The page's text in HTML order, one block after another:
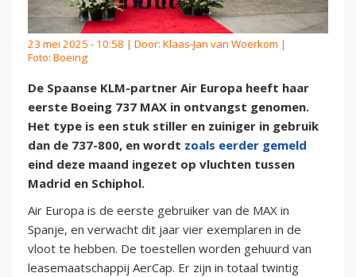
23 mei 2025 - 10:58 | Door: Klaas-Jan van Woerkom |
Foto: Boeing
De Spaanse KLM-partner Air Europa heeft haar
eerste Boeing 737 MAX in ontvangst genomen.
Het type is een stuk stiller en zuiniger in gebruik
dan de 737-800, en wordt zoals eerder gemeld
eind deze maand ingezet op vluchten tussen
Madrid en Schiphol.
Air Europa is de eerste gebruiker van de MAX in
Spanje, en verwacht dit jaar vier exemplaren in de
vloot te hebben. De toestellen worden gehuurd van
leasemaatschappij AerCap. Er zijn in totaal twintig